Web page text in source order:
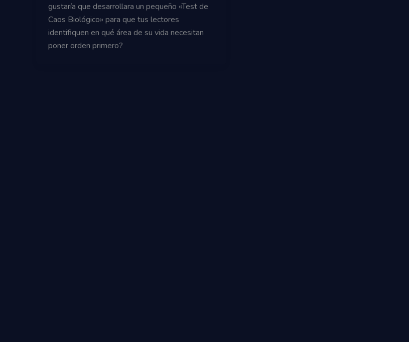
gustaría que desarrollara un pequeño «Test de
Caos Biológico» para que tus lectores
identifiquen en qué área de su vida necesitan
poner orden primero?